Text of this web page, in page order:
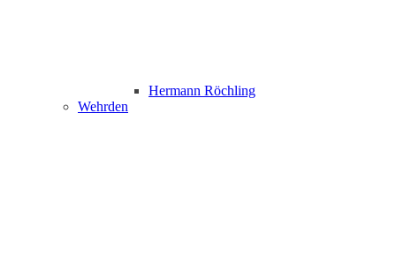
Hermann Röchling
Wehrden